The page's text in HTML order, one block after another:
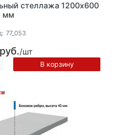
стеллажа 1200х600
мм
77_053
/шт
В корзину